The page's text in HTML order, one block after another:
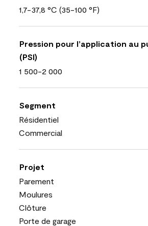
1,7-37,8 °C (35-100 °F)
Pression pour l’application au
(PSI)
1 500-2 000
Segment
Résidentiel
Commercial
Projet
Parement
Moulures
Clôture
Porte de garage